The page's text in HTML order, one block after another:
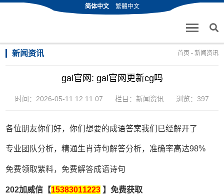
简体中文 繁體中文
新闻资讯 首页 - 新闻资讯
gal官网: gal官网更新cg吗
时间：2026-05-11 12:11:07 栏目： 新闻资讯 浏览：397
各位朋友你们好，你们想要的成语答案我们已经解开了
专业团队分析，精通生肖诗句解答分析，准确率高达98%
免费领取紫料，免费解答成语诗句
202加威信【15383011223 】免费获取